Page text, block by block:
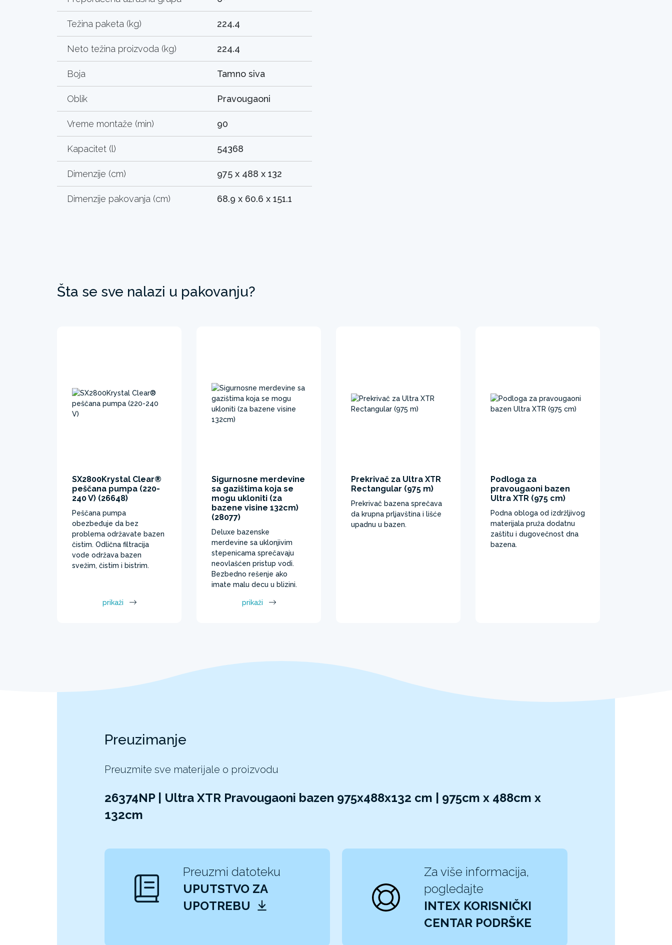
Težina paketa (kg) 224.4
Neto težina proizvoda (kg) 224.4
Boja Tamno siva
Oblik Pravougaoni
Vreme montaže (min) 90
Kapacitet (l) 54368
Dimenzije (cm) 975 x 488 x 132
Dimenzije pakovanja (cm) 68.9 x 60.6 x 151.1
Šta se sve nalazi u pakovanju?
SX2800Krystal Clear®
peščana pumpa (220-
240 V) (26648)
Peščana pumpa
obezbeđuje da bez
problema održavate bazen
čistim. Odlična filtracija
vode održava bazen
svežim, čistim i bistrim.
prikaži
Sigurnosne merdevine
sa gazištima koja se
mogu ukloniti (za
bazene visine 132cm)
(28077)
Deluxe bazenske
merdevine sa uklonjivim
stepenicama sprečavaju
neovlašćen pristup vodi.
Bezbedno rešenje ako
imate malu decu u blizini.
prikaži
Prekrivač za Ultra XTR
Rectangular (975 m)
Prekrivač bazena sprečava
da krupna prljavština i lišće
upadnu u bazen. ​
Podloga za
pravougaoni bazen
Ultra XTR (975 cm)
Podna obloga od izdržljivog
materijala pruža dodatnu
zaštitu i dugovečnost dna
bazena. ​
Preuzimanje
Preuzmite sve materijale o proizvodu
26374NP | Ultra XTR Pravougaoni bazen 975x488x132 cm | 975cm x 488cm x
132cm
Preuzmi datoteku
UPUTSTVO ZA
UPOTREBU
Za više informacija,
pogledajte
INTEX KORISNIČKI
CENTAR PODRŠKE